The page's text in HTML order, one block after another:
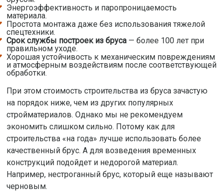
Энергоэффективность и паропроницаемость
материала.
Простота монтажа даже без использования тяжелой
спецтехники.
Срок службы построек из бруса— более 100 лет при
правильном уходе.
Хорошая устойчивость к механическим повреждениям
и атмосферным воздействиям после соответствующей
обработки.
При этом стоимость строительства из бруса зачастую
на порядок ниже, чем из других популярных
стройматериалов. Однако мы не рекомендуем
экономить слишком сильно. Потому как для
строительства «на года» лучше использовать более
качественный брус. А для возведения временных
конструкций подойдет и недорогой материал.
Например, нестроганный брус, который еще называют
черновым.